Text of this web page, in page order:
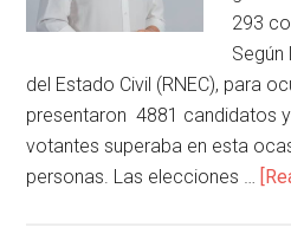
293
Según
del Estado Civil (RNEC), para
presentaron 4881 candidatos
votantes superaba en esta
personas. Las elecciones …